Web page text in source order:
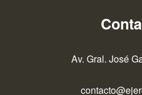
Av. Gral. José